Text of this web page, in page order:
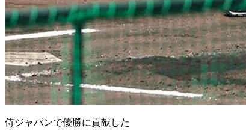
侍ジャパンで優勝に貢献した